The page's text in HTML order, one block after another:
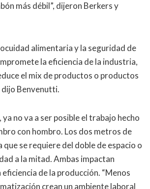
más débil”, dijeron Berkers y
alimentaria y la seguridad de
la eficiencia de la industria,
el mix de productos o productos
dijo Benvenutti.
ya no va a ser posible el trabajo hecho
con hombro. Los dos metros de
se requiere del doble de espacio o
a la mitad. Ambas impactan
de la producción. “Menos
crean un ambiente laboral